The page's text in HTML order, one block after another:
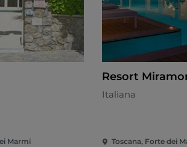
Marmi
Resort
Italiana
Toscana, Forte dei